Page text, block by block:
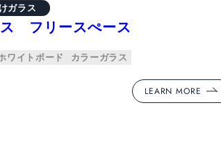
フリースぺース
ガラス
ワイトボード カラーガラス
LEARN MORE